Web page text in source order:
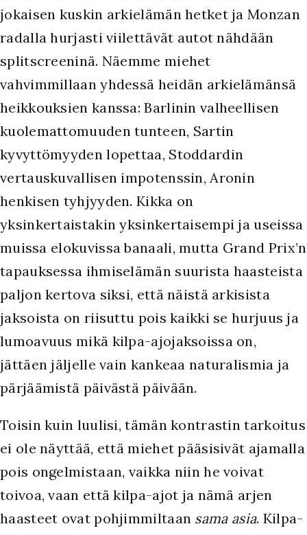
jokaisen kuskin arkielämän hetket ja Monzan
radalla hurjasti viilettävät autot nähdään
splitscreeninä. Näemme miehet
vahvimmillaan yhdessä heidän arkielämänsä
heikkouksien kanssa: Barlinin valheellisen
kuolemattomuuden tunteen, Sartin
kyvyttömyyden lopettaa, Stoddardin
vertauskuvallisen impotenssin, Aronin
henkisen tyhjyyden. Kikka on
yksinkertaistakin yksinkertaisempi ja useissa
muissa elokuvissa banaali, mutta Grand Prix’n
tapauksessa ihmiselämän suurista haasteista
paljon kertova siksi, että näistä arkisista
jaksoista on riisuttu pois kaikki se hurjuus ja
lumoavuus mikä kilpa-ajojaksoissa on,
jättäen jäljelle vain kankeaa naturalismia ja
pärjäämistä päivästä päivään.
Toisin kuin luulisi, tämän kontrastin tarkoitus
ei ole näyttää, että miehet pääsisivät ajamalla
pois ongelmistaan, vaikka niin he voivat
toivoa, vaan että kilpa-ajot ja nämä arjen
haasteet ovat pohjimmiltaan sama asia. Kilpa-